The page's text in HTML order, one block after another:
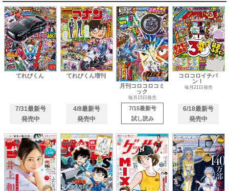
男性コミック誌
7/31最新号
発売中
4/8最新号
発売中
月刊コロコロコミ
ック
毎月15日発売
7/15最新号
コロコロイチバ
6/18最新号
発売中